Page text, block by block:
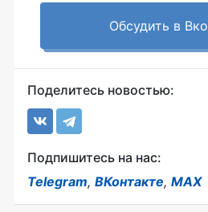
Обсудить в
Поделитесь новостью:
Подпишитесь на нас:
Telegram, ВКонтакте, MAX